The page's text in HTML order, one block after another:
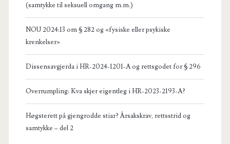
(samtykke til seksuell omgang m.m.)
NOU 2024:13 om § 282 og «fysiske eller psykiske
krenkelser»
Dissensavgjerda i HR-2024-1201-A og rettsgodet for § 296
Overrumpling: Kva skjer eigentleg i HR-2023-2193-A?
Høgsterett på gjengrodde stiar? Årsakskrav, rettsstrid og
samtykke – del 2